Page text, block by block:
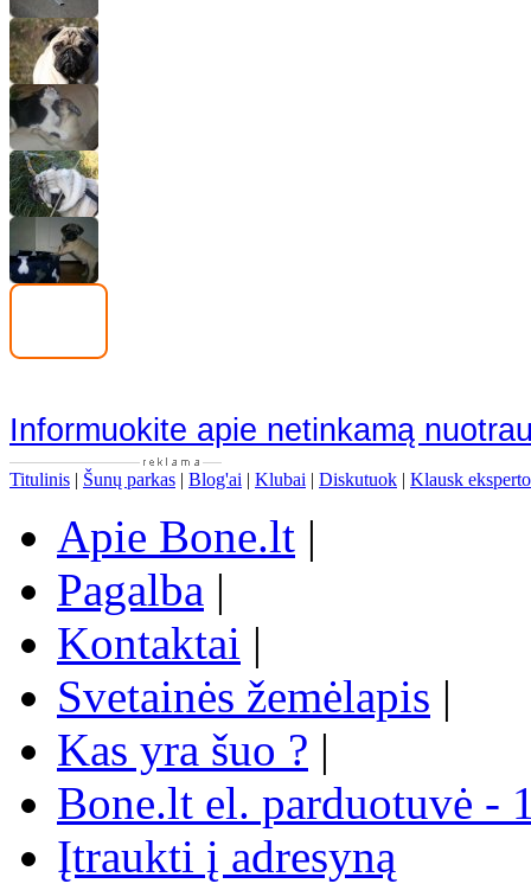
Informuokite apie netinkamą
Titulinis | Šunų parkas | Blog'ai | Klubai | Diskutuok | Klausk eksperto
Apie Bone.lt |
Pagalba |
Kontaktai |
Svetainės žemėlapis |
Kas yra šuo ? |
Bone.lt el. parduotuvė -
Įtraukti į adresyną